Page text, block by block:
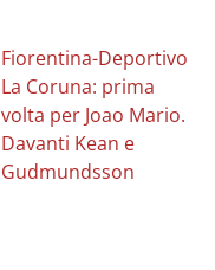
Fiorentina-Deportivo
La Coruna: prima
volta per Joao Mario.
Davanti Kean e
Gudmundsson